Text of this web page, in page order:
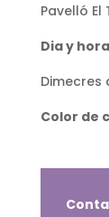
Pavelló El
Dia y
Dimecres
Color de